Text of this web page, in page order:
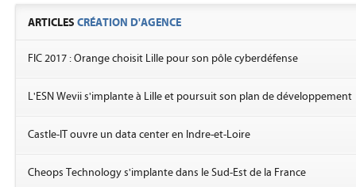
ARTICLES CRÉATION D'AGENCE
FIC 2017 : Orange choisit Lille pour son pôle cyberdéfense
L'ESN Wevii s'implante à Lille et poursuit son plan de développement
Castle-IT ouvre un data center en Indre-et-Loire
Cheops Technology s'implante dans le Sud-Est de la France